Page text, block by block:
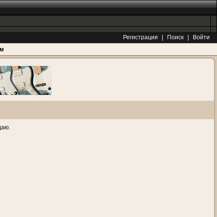
Регистрация Поиск
Войти